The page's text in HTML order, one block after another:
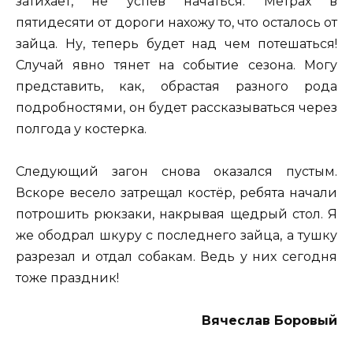
пятидесяти от дороги нахожу то, что осталось от
зайца. Ну, теперь будет над чем потешаться!
Случай явно тянет на событие сезона. Могу
представить, как, обрастая разного рода
подробностями, он будет рассказываться через
полгода у костерка.
Следующий загон снова оказался пустым.
Вскоре весело затрещал костёр, ребята начали
потрошить рюкзаки, накрывая щедрый стол. Я
же ободрал шкуру с последнего зайца, а тушку
разрезал и отдал собакам. Ведь у них сегодня
тоже праздник!
Вячеслав Боровый